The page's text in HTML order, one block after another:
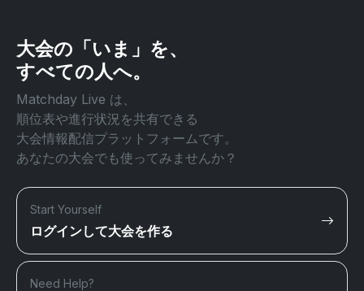
大会の「いま」を、
すべての人へ。
Matchday Live は、
順位表や進行状況を共有できる
大会情報配信プラットフォームです。
あなたの大会でも使ってみませんか？
Start Yourself
ログインして大会を作る
Need Help?